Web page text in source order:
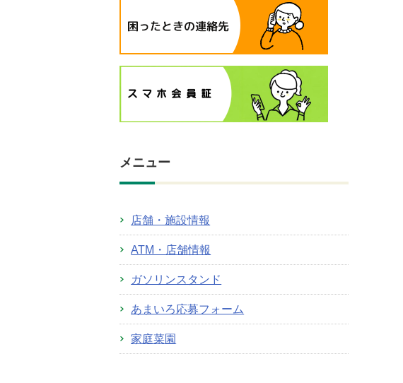
メニュー
店舗・施設情報
ATM・店舗情報
ガソリンスタンド
あまいろ応募フォーム
家庭菜園